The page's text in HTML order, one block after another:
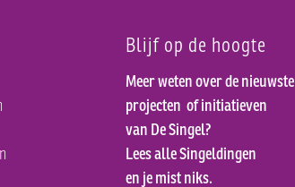
Blijf op de hoogte
Meer weten over de nieuwste
projectenof initiatieven
van De Singel?
Lees alle Singeldingen
en je mist niks.